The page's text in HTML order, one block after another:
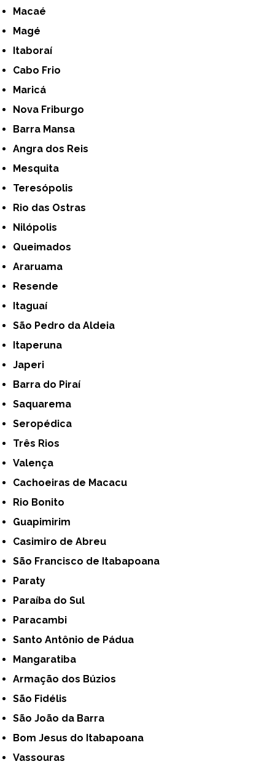
Macaé
Magé
Itaboraí
Cabo Frio
Maricá
Nova Friburgo
Barra Mansa
Angra dos Reis
Mesquita
Teresópolis
Rio das Ostras
Nilópolis
Queimados
Araruama
Resende
Itaguaí
São Pedro da Aldeia
Itaperuna
Japeri
Barra do Piraí
Saquarema
Seropédica
Três Rios
Valença
Cachoeiras de Macacu
Rio Bonito
Guapimirim
Casimiro de Abreu
São Francisco de Itabapoana
Paraty
Paraíba do Sul
Paracambi
Santo Antônio de Pádua
Mangaratiba
Armação dos Búzios
São Fidélis
São João da Barra
Bom Jesus do Itabapoana
Vassouras